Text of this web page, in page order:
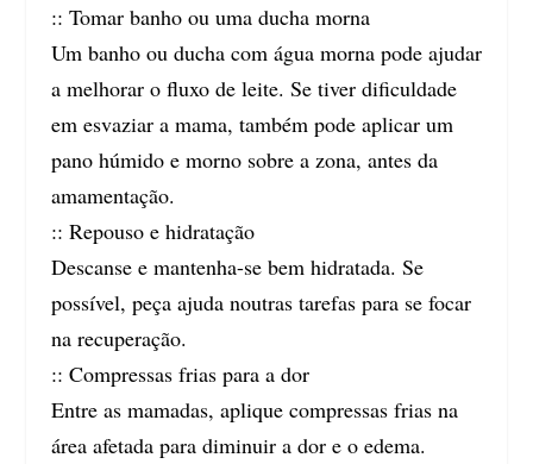
:: Tomar banho ou uma ducha morna
Um banho ou ducha com água morna pode ajudar
a melhorar o fluxo de leite. Se tiver dificuldade
em esvaziar a mama, também pode aplicar um
pano húmido e morno sobre a zona, antes da
amamentação.
:: Repouso e hidratação
Descanse e mantenha-se bem hidratada. Se
possível, peça ajuda noutras tarefas para se focar
na recuperação.
:: Compressas frias para a dor
Entre as mamadas, aplique compressas frias na
área afetada para diminuir a dor e o edema.